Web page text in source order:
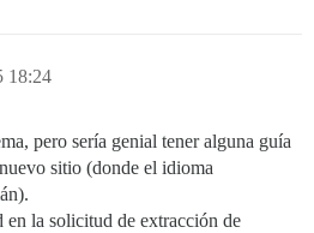
18:24
pero sería genial tener alguna guía
sitio (donde el idioma
en la solicitud de extracción de